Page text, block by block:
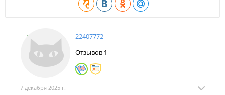
22407772
Отзывов 1
7 декабря 2025 г.